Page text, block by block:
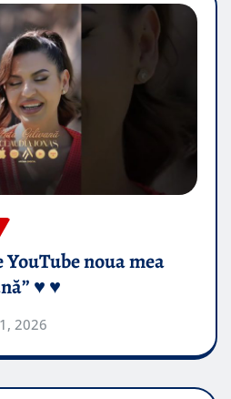
noua mea
♥️ ♥️
2026